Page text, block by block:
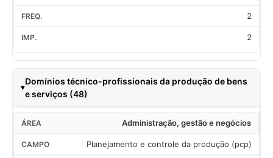
2
2
Domínios técnico-profissionais da produção de bens
e serviços (48)
Administração, gestão e negócios
Planejamento e controle da produção (pcp)